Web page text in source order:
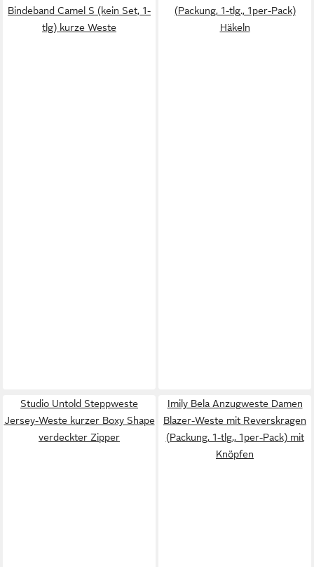
Bindeband Camel S (kein Set, 1-
tlg) kurze Weste
(Packung, 1-tlg., 1per-Pack)
Häkeln
Studio Untold Steppweste
Jersey-Weste kurzer Boxy Shape
verdeckter Zipper
Imily Bela Anzugweste Damen
Blazer-Weste mit Reverskragen
(Packung, 1-tlg., 1per-Pack) mit
Knöpfen